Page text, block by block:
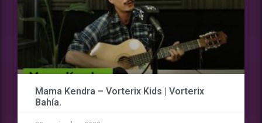
Mama Kendra – Vorterix Kids | Vorterix
Bahía.